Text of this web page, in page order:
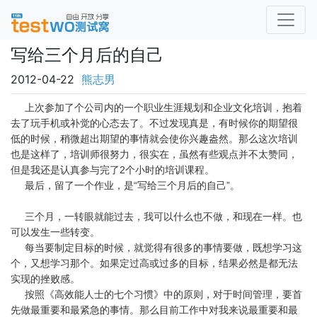
写给三个月后的自己
2012-04-22 熊志男
上次参加了个公司内的一个职业生涯规划和企业文化培训，抱着
去了玩手机或补觉的心态去了。不过发现真是，有时候你的期望很
低的时候，稍微超出期望的事情就会使你兴趣盎然。那么这次培训
也是这样了，培训师很努力，很实在，虽然有些观点并不太赞同，
但是我还是认真参与完了2个小时的培训课程。
最后，留了一个作业，是“写给三个月后的自己”。
三个月，一转眼就能过去，我可以什么也不做，和现在一样。也
可以发生一些转变。
每当要制定目标的时候，就觉得有很多的事情要做，既想学习这
个，又想学习那个。如果定过高或过多的目标，结果必然是都无法
实现的挫败感。
按照《高效能人士的七个习惯》中的原则，对于时间管理，要首
先做最重要和最紧急的事情。那么目前工作中对我来说最重要和最